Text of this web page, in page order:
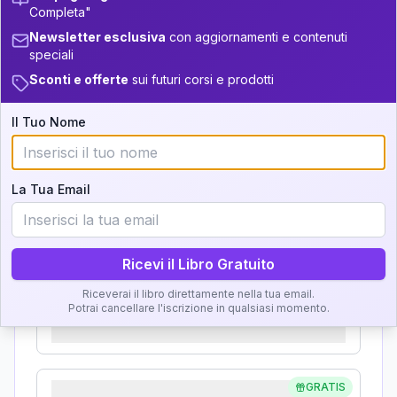
14-16 +6 17
17.5-18.5 5
18.5-19 11
34-36
Analisi, Significato e
GRATIS
Zona del Ritratto
Importanza:
Karma Genitore-Figlio
GRATIS
Completa"
Newsletter esclusiva con aggiornamenti e contenuti
speciali
Sconti e offerte sui futuri corsi e prodotti
Il Tuo Nome
La Tua Email
Ricevi il Libro Gratuito
Riceverai il libro direttamente nella tua email.
Potrai cancellare l'iscrizione in qualsiasi momento.